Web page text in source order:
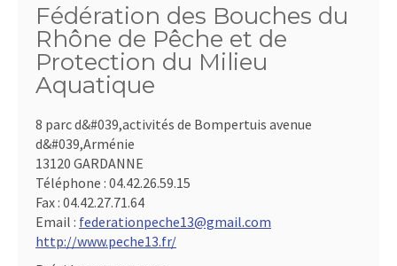
Fédération des Bouches du
Rhône de Pêche et de
Protection du Milieu
Aquatique
8 parc d&#039,activités de Bompertuis avenue
d&#039,Arménie
13120 GARDANNE
Téléphone : 04.42.26.59.15
Fax : 04.42.27.71.64
Email : federationpeche13@gmail.com
http://www.peche13.fr/